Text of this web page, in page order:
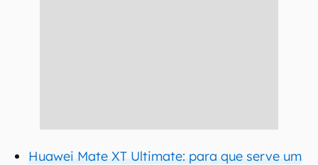
Huawei Mate XT Ultimate: para que serve um